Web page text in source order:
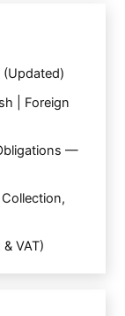
(Updated)
| Foreign
—
VAT)